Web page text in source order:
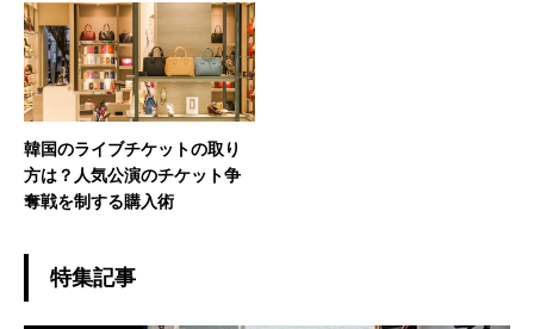
韓国のライブチケットの取り
方は？人気公演のチケット争
奪戦を制する購入術
特集記事